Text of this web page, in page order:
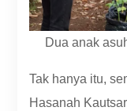
Dua anak
Tak hanya itu,
Hasanah